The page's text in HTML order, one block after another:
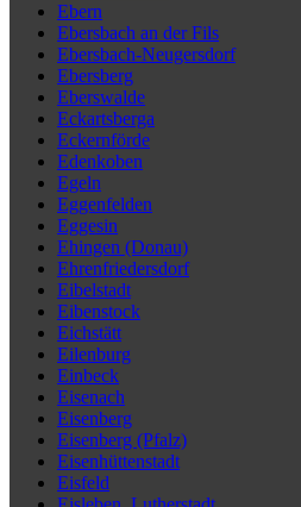
Ebern
Ebersbach an der Fils
Ebersbach-Neugersdorf
Ebersberg
Eberswalde
Eckartsberga
Eckernförde
Edenkoben
Egeln
Eggenfelden
Eggesin
Ehingen (Donau)
Ehrenfriedersdorf
Eibelstadt
Eibenstock
Eichstätt
Eilenburg
Einbeck
Eisenach
Eisenberg
Eisenberg (Pfalz)
Eisenhüttenstadt
Eisfeld